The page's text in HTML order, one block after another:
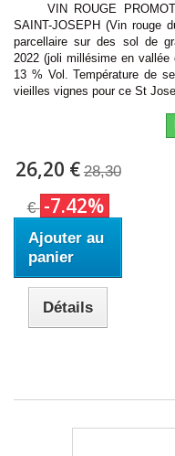
VIN ROUGE
SAINT-JOSEPH (Vin rouge
parcellaire sur des sol de
2022 (joli millésime en vallée
13 % Vol. Température de
vieilles vignes pour ce St
26,20 € 28,30
€ -7.42%
Ajouter au
panier
Détails